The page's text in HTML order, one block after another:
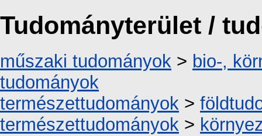
Tudományterület /
műszaki tudományok > bio-,
tudományok
természettudományok >
természettudományok >